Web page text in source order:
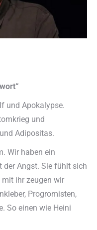
und Apokalypse.
und
Adipositas.
Wir haben ein
Angst. Sie fühlt sich
ihr zeugen wir
Progromisten,
So einen wie Heini